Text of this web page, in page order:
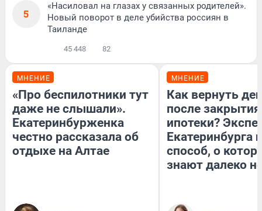
5
«Насиловал на глазах у связанных родителей».
Новый поворот в деле убийства россиян в
Таиланде
45 448 82
МНЕНИЕ
«Про беспилотники тут
даже не слышали».
Екатеринбурженка
честно рассказала об
отдыхе на Алтае
МНЕНИЕ
Как вернуть
после закрытия
ипотеки?
Екатеринбурга
способ, о
знают далеко